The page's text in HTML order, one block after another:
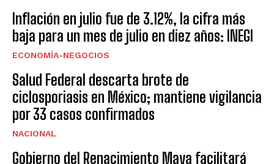
Inflación en julio fue de 3.12%, la cifra más
baja para un mes de julio en diez años: INEGI
ECONOMÍA-NEGOCIOS
Salud Federal descarta brote de
ciclosporiasis en México; mantiene vigilancia
por 33 casos confirmados
NACIONAL
Gobierno del Renacimiento Maya facilitará